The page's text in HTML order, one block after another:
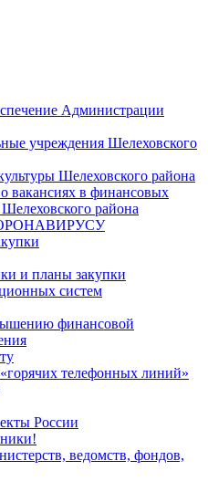
Администрации
учреждения Шелеховского
Шелеховского района
вакансиях в финансовых
района
и планы закупки
систем
финансовой
телефонных линий»
России
ведомств, фондов,